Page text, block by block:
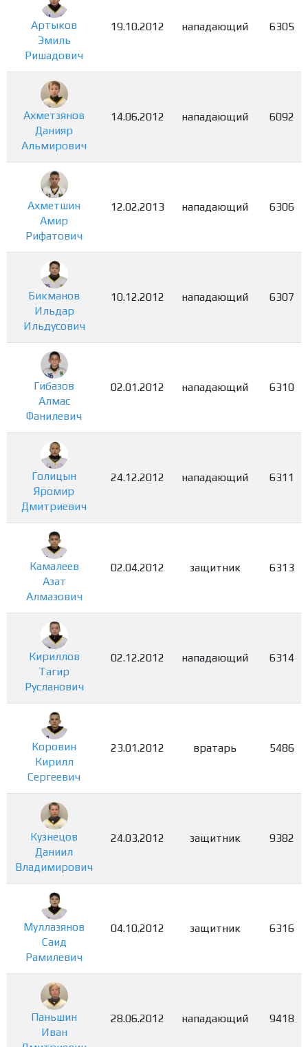
Артыков
Эмиль
Ришадович
19.10.2012 нападающий 6305
Ахметзянов
Данияр
Альмирович
14.06.2012 нападающий 6092
Ахметшин
Амир
Рифатович
12.02.2013 нападающий 6306
Бикманов
Ильдар
Ильдусович
10.12.2012 нападающий 6307
Гибазов
Алмас
Фанилевич
02.01.2012 нападающий 6310
Голицын
Яромир
Дмитриевич
24.12.2012 нападающий 6311
Камалеев
Азат
Алмазович
02.04.2012 защитник 6313
Кириллов
Тагир
Русланович
02.12.2012 нападающий 6314
Коровин
Кирилл
Сергеевич
23.01.2012 вратарь 5486
Кузнецов
Даниил
Владимирович
24.03.2012 защитник 9382
Муллазянов
Саид
Рамилевич
04.10.2012 защитник 6316
Паньшин
Иван
28.06.2012 нападающий 9418